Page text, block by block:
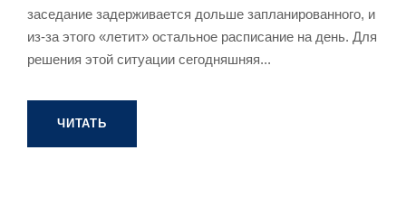
заседание задерживается дольше запланированного, и
из-за этого «летит» остальное расписание на день. Для
решения этой ситуации сегодняшняя...
ЧИТАТЬ